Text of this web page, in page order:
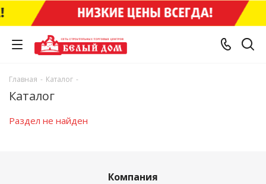
Главная - Каталог -
Каталог
Раздел не найден
Компания